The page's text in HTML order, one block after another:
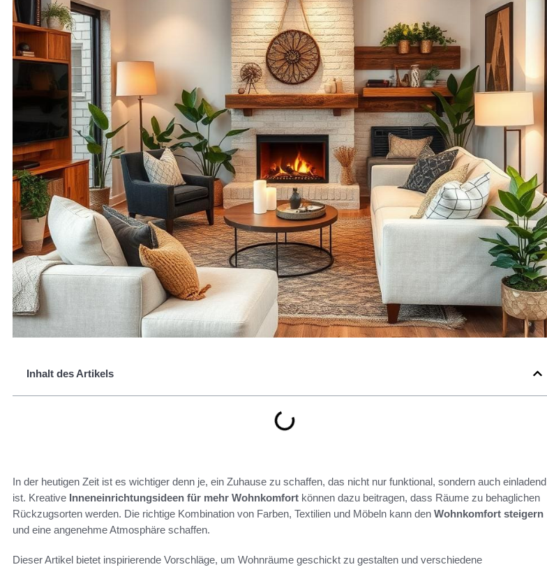
Inhalt des Artikels
In der heutigen Zeit ist es wichtiger denn je, ein Zuhause zu schaffen, das nicht nur funktional, sondern auch einladend
ist. Kreative Inneneinrichtungsideen für mehr Wohnkomfort können dazu beitragen, dass Räume zu behaglichen
Rückzugsorten werden. Die richtige Kombination von Farben, Textilien und Möbeln kann den Wohnkomfort steigern
und eine angenehme Atmosphäre schaffen.
Dieser Artikel bietet inspirierende Vorschläge, um Wohnräume geschickt zu gestalten und verschiedene